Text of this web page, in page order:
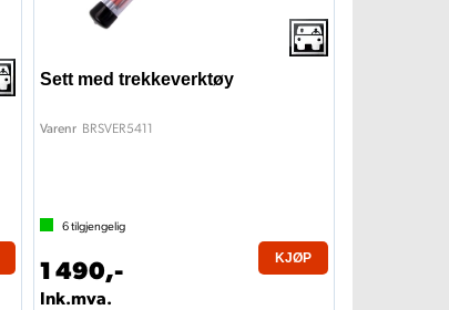
Sett med trekkeverktøy
Varenr BRSVER5411
6tilgjengelig
1 490,-
Ink.mva.
KJØP